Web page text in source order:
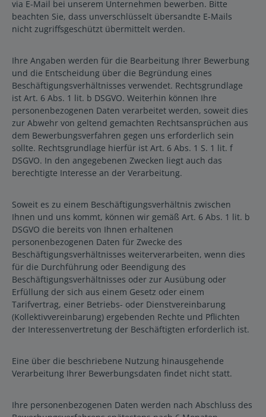
via E-Mail bei unserem Unternehmen bewerben. Bitte
beachten Sie, dass unverschlüsselt übersandte E-Mails
nicht zugriffsgeschützt übermittelt werden.
Ihre Angaben werden für die Bearbeitung Ihrer Bewerbung
und die Entscheidung über die Begründung eines
Beschäftigungsverhältnisses verwendet. Rechtsgrundlage
ist Art. 6 Abs. 1 lit. b DSGVO. Weiterhin können Ihre
personenbezogenen Daten verarbeitet werden, soweit dies
zur Abwehr von geltend gemachten Rechtsansprüchen aus
dem Bewerbungsverfahren gegen uns erforderlich sein
sollte. Rechtsgrundlage hierfür ist Art. 6 Abs. 1 S. 1 lit. f
DSGVO. In den angegebenen Zwecken liegt auch das
berechtigte Interesse an der Verarbeitung.
Soweit es zu einem Beschäftigungsverhältnis zwischen
Ihnen und uns kommt, können wir gemäß Art. 6 Abs. 1 lit. b
DSGVO die bereits von Ihnen erhaltenen
personenbezogenen Daten für Zwecke des
Beschäftigungsverhältnisses weiterverarbeiten, wenn dies
für die Durchführung oder Beendigung des
Beschäftigungsverhältnisses oder zur Ausübung oder
Erfüllung der sich aus einem Gesetz oder einem
Tarifvertrag, einer Betriebs- oder Dienstvereinbarung
(Kollektivvereinbarung) ergebenden Rechte und Pflichten
der Interessenvertretung der Beschäftigten erforderlich ist.
Eine über die beschriebene Nutzung hinausgehende
Verarbeitung Ihrer Bewerbungsdaten findet nicht statt.
Ihre personenbezogenen Daten werden nach Abschluss des